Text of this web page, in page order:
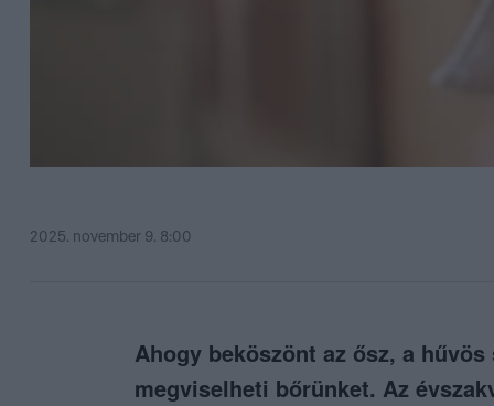
2025. november 9. 8:00
Ahogy beköszönt az ősz, a
megviselheti bőrünket. Az